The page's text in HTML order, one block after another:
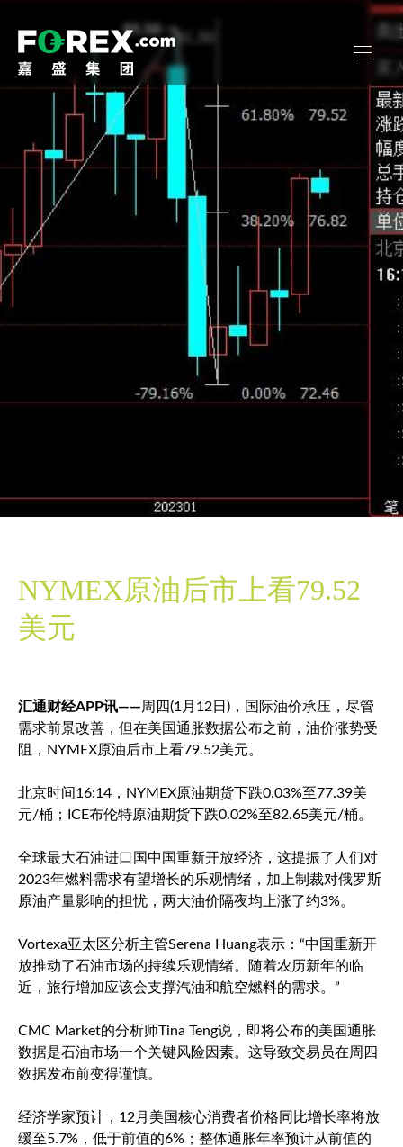
NYMEX原油后市上看79.52
美元
汇通财经APP讯——周四(1月12日)，国际油价承压，尽管
需求前景改善，但在美国通胀数据公布之前，油价涨势受
阻，NYMEX原油后市上看79.52美元。
北京时间16:14，NYMEX原油期货下跌0.03%至77.39美
元/桶；ICE布伦特原油期货下跌0.02%至82.65美元/桶。
全球最大石油进口国中国重新开放经济，这提振了人们对
2023年燃料需求有望增长的乐观情绪，加上制裁对俄罗斯
原油产量影响的担忧，两大油价隔夜均上涨了约3%。
Vortexa亚太区分析主管Serena Huang表示：“中国重新开
放推动了石油市场的持续乐观情绪。随着农历新年的临
近，旅行增加应该会支撑汽油和航空燃料的需求。”
CMC Market的分析师Tina Teng说，即将公布的美国通胀
数据是石油市场一个关键风险因素。这导致交易员在周四
数据发布前变得谨慎。
经济学家预计，12月美国核心消费者价格同比增长率将放
缓至5.7%，低于前值的6%；整体通胀年率预计从前值的